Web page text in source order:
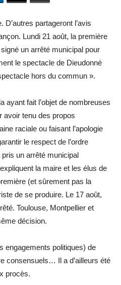
partageront l’avis
Lundi 21 août, la première
un arrêté municipal pour
le spectacle de Dieudonné
hors du commun ».
ayant fait l’objet de nombreuses
avoir tenu des propos
raciale ou faisant l’apologie
le respect de l’ordre
un arrêté municipal
la maire et les élus de
(et sûrement pas la
de se produire. Le 17 août,
Toulouse, Montpellier et
décision.
engagements politiques) de
consensuels… Il a d’ailleurs été
procès.